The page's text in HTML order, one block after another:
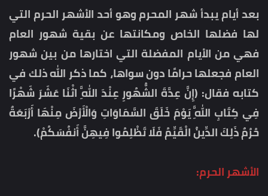
بعد أيام يبدأ شهر المحرم وهو أحد الأشهر الحرم التي
لها فضلها الخاص ومكانتها عن بقية شهور العام
فهي من الأيام المفضلة التي اختارها من بين شهور
العام فجعلها حرامًا دون سواها، كما ذكر الله ذلك في
كتابه فقال: (إِنَّ عِدَّةَ الشُّهُورِ عِنْدَ اللَّهِ اثْنَا عَشَرَ شَهْرًا
فِي كِتَابِ اللَّهِ يَوْمَ خَلَقَ السَّمَاوَاتِ وَالْأَرْضَ مِنْهَا أَرْبَعَةٌ
حُرُمٌ ذَلِكَ الدِّينُ الْقَيِّمُ فَلَا تَظْلِمُوا فِيهِنَّ أَنفُسَكُمْ).
الأشهر الحرم: